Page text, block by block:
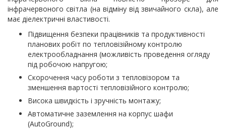
інфрачервоного світла (на відміну від звичайного скла), але
має діелектричні властивості.
Підвищення безпеки працівників та продуктивності
планових робіт по тепловізійному контролю
електрообладнання (можливість проведення огляду
під робочою напругою;
Скорочення часу роботи з тепловізором та
зменшення вартості тепловізійного контролю;
Висока швидкість і зручність монтажу;
Автоматичне заземлення на корпус шафи
(AutoGround);